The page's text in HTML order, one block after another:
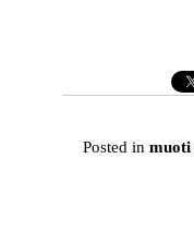
Posted inmuoti